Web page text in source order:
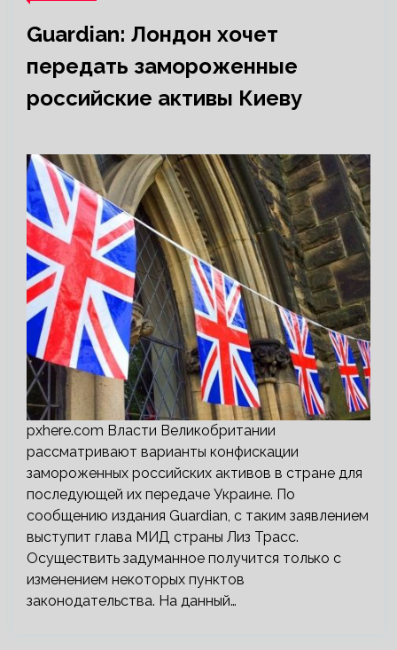
Guardian: Лондон хочет
передать замороженные
российские активы Киеву
pxhere.com Власти Великобритании
рассматривают варианты конфискации
замороженных российских активов в стране для
последующей их передаче Украине. По
сообщению издания Guardian, с таким заявлением
выступит глава МИД страны Лиз Трасс.
Осуществить задуманное получится только с
изменением некоторых пунктов
законодательства. На данный…